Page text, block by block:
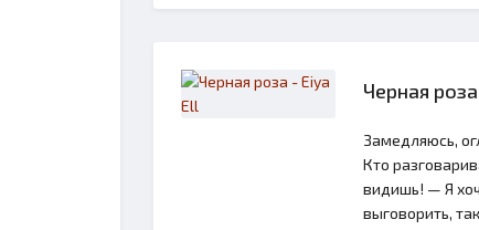
Черная
Замедляюсь,
Кто
видишь! — Я
выговорить,